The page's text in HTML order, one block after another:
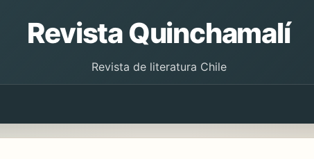
Revista Quinchamalí
Revista de literatura Chile